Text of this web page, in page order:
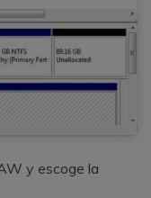
y escoge la